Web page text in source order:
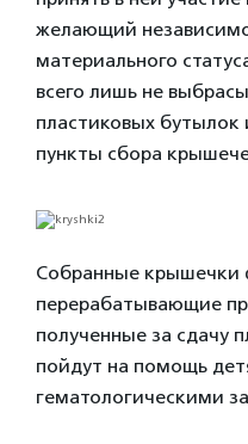
желающий
материального
всего лишь не
пластиковых бутылок
пункты сбора
Собранные крышечки
перерабатывающие
полученные за сдачу
пойдут на помощь
гематологическими